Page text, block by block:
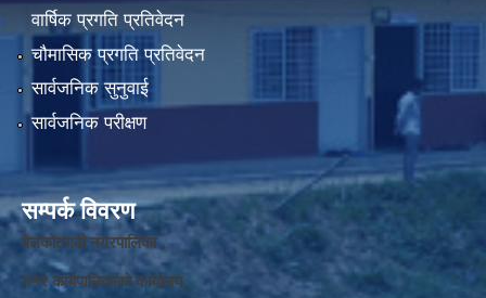
वार्षिक प्रगति प्रतिवेदन
चौमासिक प्रगति प्रतिवेदन
सार्वजनिक सुनुवाई
सार्वजनिक परीक्षण
सम्पर्क विवरण
बेलकोटगढी नगरपालिका ,
नगर कार्यपालिकाको कार्यालय,